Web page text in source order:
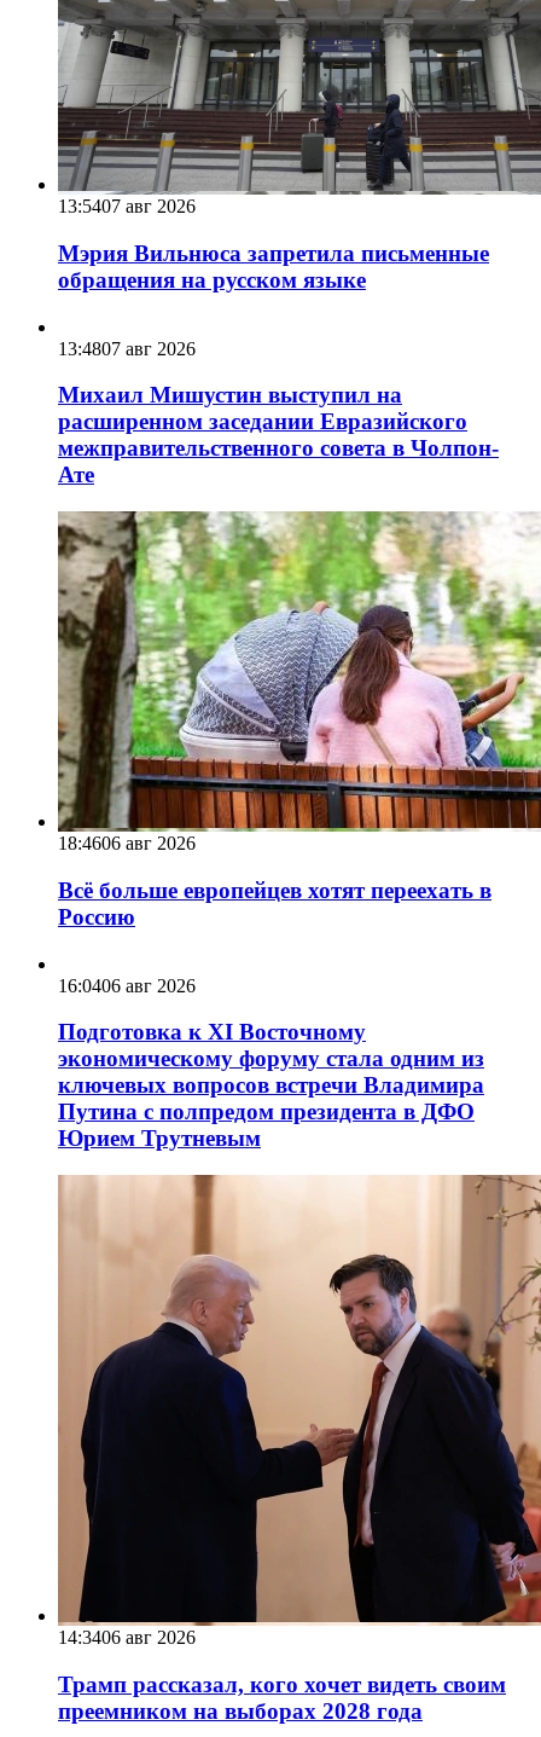
13:5407 авг 2026
Мэрия Вильнюса запретила письменные
обращения на русском языке
13:4807 авг 2026
Михаил Мишустин выступил на
расширенном заседании Евразийского
межправительственного совета в Чолпон-
Ате
18:4606 авг 2026
Всё больше европейцев хотят переехать в
Россию
16:0406 авг 2026
Подготовка к XI Восточному
экономическому форуму стала одним из
ключевых вопросов встречи Владимира
Путина с полпредом президента в ДФО
Юрием Трутневым
14:3406 авг 2026
Трамп рассказал, кого хочет видеть своим
преемником на выборах 2028 года